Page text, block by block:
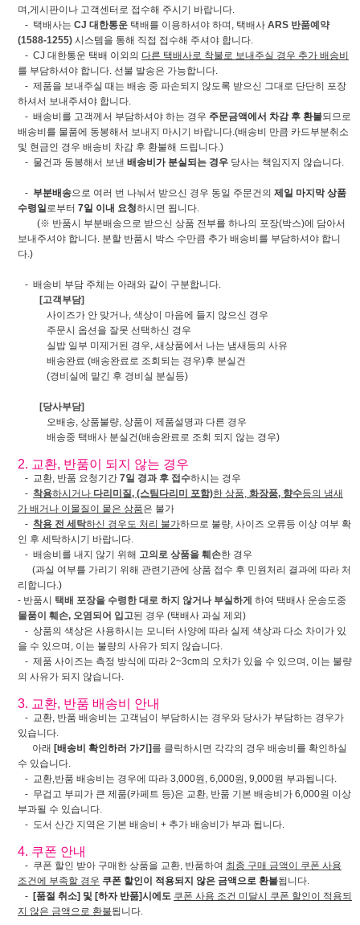
며,게시판이나 고객센터로 접수해 주시기 바랍니다.
- 택배사는 CJ 대한통운 택배를 이용하셔야 하며, 택배사 ARS 반품예약
(1588-1255) 시스템을 통해 직접 접수해 주셔야 합니다.
- CJ 대한통운 택배 이외의 다른 택배사로 착불로 보내주실 경우 추가 배송비
를 부담하셔야 합니다. 선불 발송은 가능합니다.
- 제품을 보내주실 때는 배송 중 파손되지 않도록 받으신 그대로 단단히 포장
하셔서 보내주셔야 합니다.
- 배송비를 고객께서 부담하셔야 하는 경우 주문금액에서 차감 후 환불되므로
배송비를 물품에 동봉해서 보내지 마시기 바랍니다.(배송비 만큼 카드부분취소
및 현금인 경우 배송비 차감 후 환불해 드립니다.)
- 물건과 동봉해서 보낸 배송비가 분실되는 경우 당사는 책임지지 않습니다.
- 부분배송으로 여러 번 나눠서 받으신 경우 동일 주문건의 제일 마지막 상품
수령일로부터 7일 이내 요청하시면 됩니다.
(※ 반품시 부분배송으로 받으신 상품 전부를 하나의 포장(박스)에 담아서
보내주셔야 합니다. 분할 반품시 박스 수만큼 추가 배송비를 부담하셔야 합니
다.)
- 배송비 부담 주체는 아래와 같이 구분합니다.
[고객부담]
사이즈가 안 맞거나, 색상이 마음에 들지 않으신 경우
주문시 옵션을 잘못 선택하신 경우
실밥 일부 미제거된 경우, 새상품에서 나는 냄새등의 사유
배송완료 (배송완료로 조회되는 경우)후 분실건
(경비실에 맡긴 후 경비실 분실등)
[당사부담]
오배송, 상품불량, 상품이 제품설명과 다른 경우
배송중 택배사 분실건(배송완료로 조회 되지 않는 경우)
2. 교환, 반품이 되지 않는 경우
- 교환, 반품 요청기간 7일 경과 후 접수하시는 경우
- 착용하시거나 다리미질, (스팀다리미 포함)한 상품, 화장품, 향수등의 냄새
가 배거나 이물질이 뭍은 상품은 불가
- 착용 전 세탁하신 경우도 처리 불가하므로 불량, 사이즈 오류등 이상 여부 확
인 후 세탁하시기 바랍니다.
- 배송비를 내지 않기 위해 고의로 상품을 훼손한 경우
(과실 여부를 가리기 위해 관련기관에 상품 접수 후 민원처리 결과에 따라 처
리합니다.)
- 반품시 택배 포장을 수령한 대로 하지 않거나 부실하게 하여 택배사 운송도중
물품이 훼손, 오염되어 입고된 경우 (택배사 과실 제외)
- 상품의 색상은 사용하시는 모니터 사양에 따라 실제 색상과 다소 차이가 있
을 수 있으며, 이는 불량의 사유가 되지 않습니다.
- 제품 사이즈는 측정 방식에 따라 2~3cm의 오차가 있을 수 있으며, 이는 불량
의 사유가 되지 않습니다.
3. 교환, 반품 배송비 안내
- 교환, 반품 배송비는 고객님이 부담하시는 경우와 당사가 부담하는 경우가
있습니다.
아래 [배송비 확인하러 가기] 를 클릭하시면 각각의 경우 배송비를 확인하실
수 있습니다.
- 교환,반품 배송비는 경우에 따라 3,000원, 6,000원, 9,000원 부과됩니다.
- 무겁고 부피가 큰 제품(카페트 등)은 교환, 반품 기본 배송비가 6,000원 이상
부과될 수 있습니다.
- 도서 산간 지역은 기본 배송비 + 추가 배송비가 부과 됩니다.
4. 쿠폰 안내
- 쿠폰 할인 받아 구매한 상품을 교환, 반품하여 최종 구매 금액이 쿠폰 사용
조건에 부족할 경우 쿠폰 할인이 적용되지 않은 금액으로 환불됩니다.
- [품절 취소] 및 [하자 반품]시에도 쿠폰 사용 조건 미달시 쿠폰 할인이 적용되
지 않은 금액으로 환불됩니다.